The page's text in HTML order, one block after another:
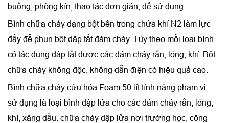
buồng, phòng kín, thao tác đơn giản, dễ sử dụng.
Bình chữa cháy dạng bột bên trong chứa khí N2 làm lực
đẩy để phun bột dập tắt đám cháy. Tùy theo mỗi loại bình
có tác dụng dập tắt được các đám cháy rắn, lỏng, khí. Bột
chữa cháy không độc, không dẫn điện có hiệu quả cao.
Bình chữa cháy cứu hỏa Foam 50 lít tính năng phạm vi
sử dụng là loại bình dập lửa cho các đám cháy rắn, lỏng,
khí, xăng dầu. chữa cháy dập lửa nơi trường học, công